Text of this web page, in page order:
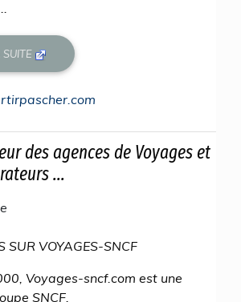
SUITE
des agences de Voyages et
...
SUR VOYAGES-SNCF
Voyages-sncf.com est une
SNCF.